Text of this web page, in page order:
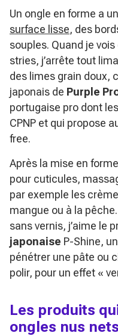
Un ongle en forme a
surface lisse, des
souples. Quand je
stries, j’arrête tout
des limes grain doux,
japonais de Purple
portugaise pro dont
CPNP et qui propose
free.
Après la mise en
pour cuticules,
par exemple les
mangue ou à la
sans vernis, j’aime le
japonaise P-Shine,
pénétrer une pâte ou
polir, pour un effet «
Les produits
ongles nus